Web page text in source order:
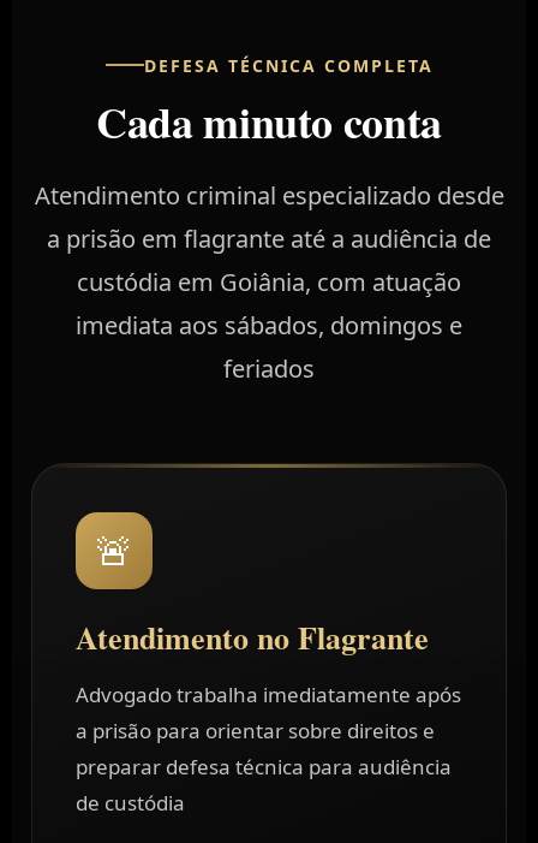
DEFESA TÉCNICA COMPLETA
Cada minuto conta
Atendimento criminal especializado desde
a prisão em flagrante até a audiência de
custódia em Goiânia, com atuação
imediata aos sábados, domingos e
feriados
🚨
Atendimento no Flagrante
Advogado trabalha imediatamente após
a prisão para orientar sobre direitos e
preparar defesa técnica para audiência
de custódia